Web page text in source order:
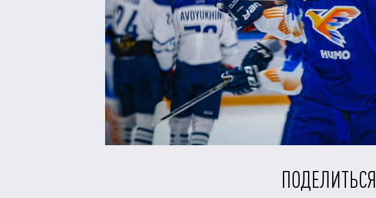
ПОДЕЛИТЬСЯ